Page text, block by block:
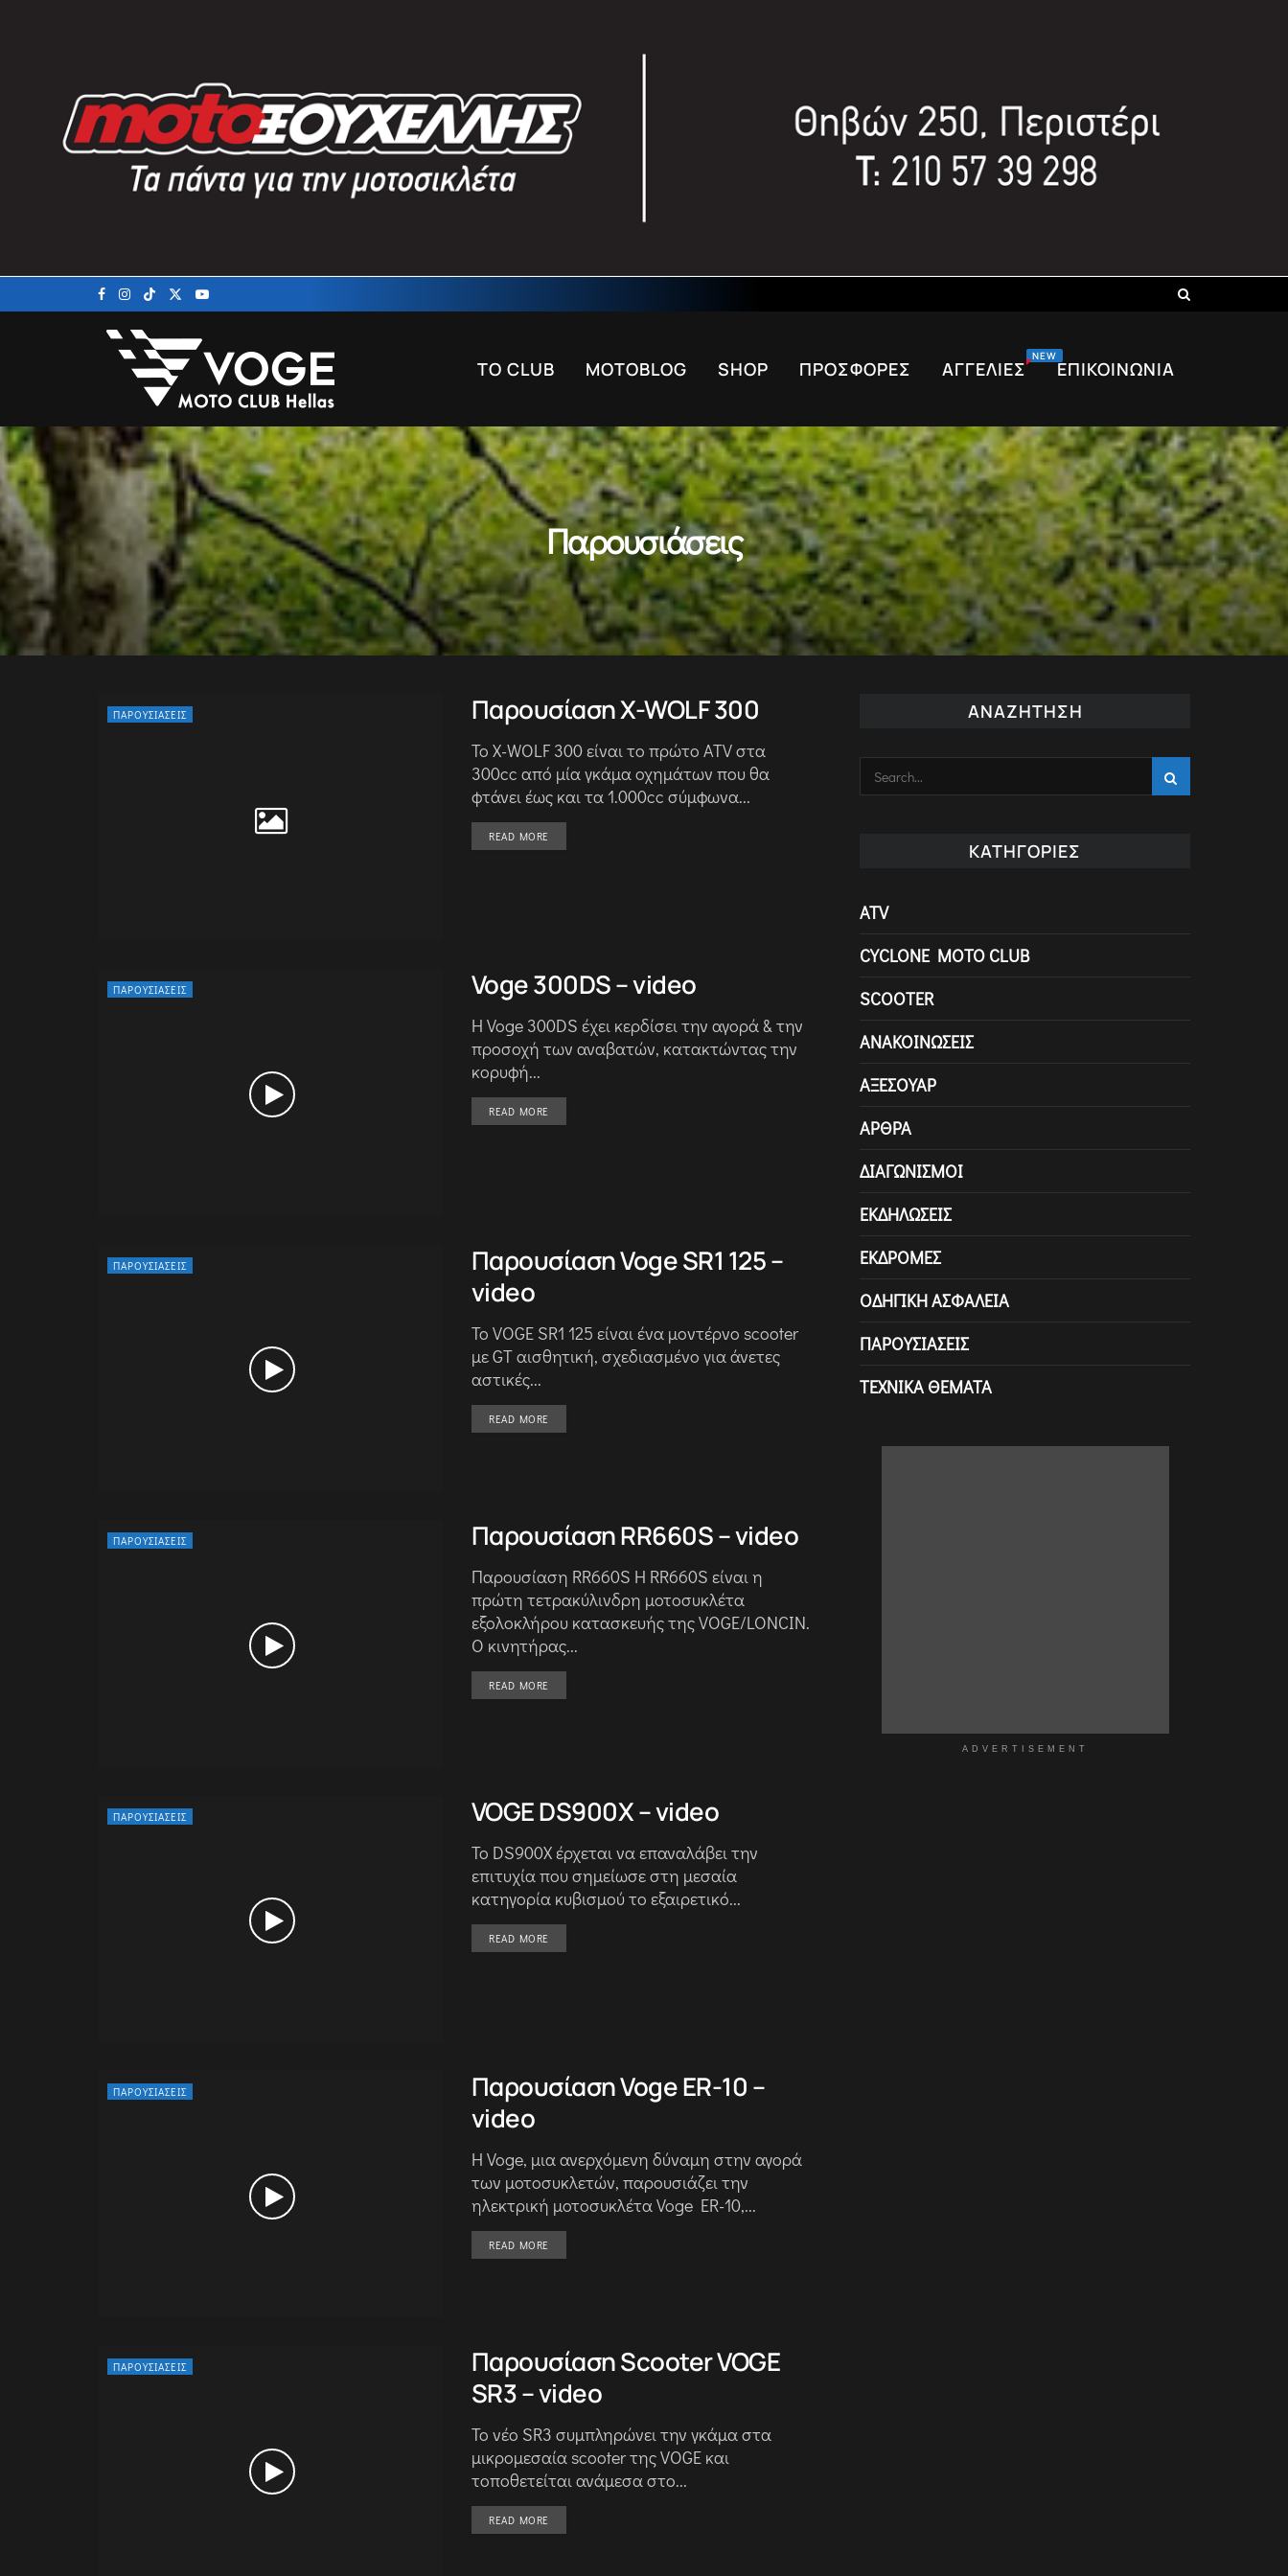
ΤΟ CLUB MOTOBLOG SHOP ΠΡΟΣΦΟΡΈΣ ΑΓΓΕΛΊΕΣ
NEW
ΕΠΙΚΟΙΝΩΝΊΑ
Παρουσιάσεις
ΠΑΡΟΥΣΙΆΣΕΙΣ Παρουσίαση X-WOLF 300
Το X-WOLF 300 είναι το πρώτο ATV στα
300cc από μία γκάμα οχημάτων που θα
φτάνει έως και τα 1.000cc σύμφωνα...
READ MORE
ΠΑΡΟΥΣΙΆΣΕΙΣ Voge 300DS – video
Η Voge 300DS έχει κερδίσει την αγορά & την
προσοχή των αναβατών, κατακτώντας την
κορυφή...
READ MORE
ΠΑΡΟΥΣΙΆΣΕΙΣ
Παρουσίαση Voge SR1 125 –
video
Το VOGE SR1 125 είναι ένα μοντέρνο scooter
με GT αισθητική, σχεδιασμένο για άνετες
αστικές...
READ MORE
ΠΑΡΟΥΣΙΆΣΕΙΣ Παρουσίαση RR660S – video
Παρουσίαση RR660S Η RR660S είναι η
πρώτη τετρακύλινδρη μοτοσυκλέτα
εξολοκλήρου κατασκευής της VOGE/LONCIN.
Ο κινητήρας...
READ MORE
ΠΑΡΟΥΣΙΆΣΕΙΣ VOGE DS900X – video
Το DS900X έρχεται να επαναλάβει την
επιτυχία που σημείωσε στη μεσαία
κατηγορία κυβισμού το εξαιρετικό...
READ MORE
ΠΑΡΟΥΣΙΆΣΕΙΣ
Παρουσίαση Voge ER-10 –
video
Η Voge, μια ανερχόμενη δύναμη στην αγορά
των μοτοσυκλετών, παρουσιάζει την
ηλεκτρική μοτοσυκλέτα Voge ER-10,...
READ MORE
ΠΑΡΟΥΣΙΆΣΕΙΣ
Παρουσίαση Scooter VOGE
SR3 – video
Το νέο SR3 συμπληρώνει την γκάμα στα
μικρομεσαία scooter της VOGE και
τοποθετείται ανάμεσα στο...
READ MORE
ΑΝΑΖΉΤΗΣΗ
ΚΑΤΗΓΟΡΊΕΣ
ATV
CYCLONE MOTO CLUB
SCOOTER
ΑΝΑΚΟΙΝΏΣΕΙΣ
ΑΞΕΣΟΥΆΡ
ΆΡΘΡΑ
ΔΙΑΓΩΝΙΣΜΟΊ
ΕΚΔΗΛΏΣΕΙΣ
ΕΚΔΡΟΜΈΣ
ΟΔΗΓΙΚΉ ΑΣΦΆΛΕΙΑ
ΠΑΡΟΥΣΙΆΣΕΙΣ
ΤΕΧΝΙΚΆ ΘΈΜΑΤΑ
ADVERTISEMENT